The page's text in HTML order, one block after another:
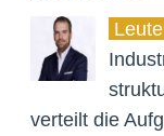
verteilt die